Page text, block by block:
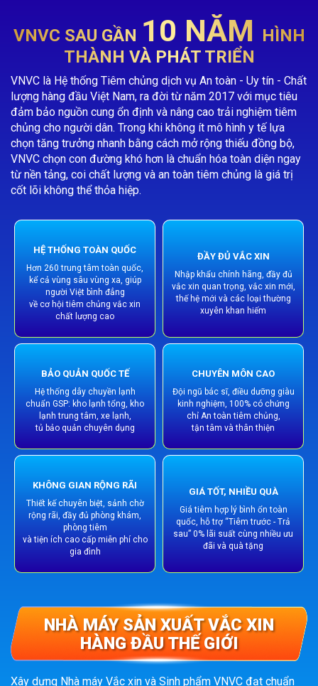
VNVC SAU GẦN 10 NĂM HÌNH
THÀNH VÀ PHÁT TRIỂN
VNVC là Hệ thống Tiêm chủng dịch vụ An toàn - Uy tín - Chất
lượng hàng đầu Việt Nam, ra đời từ năm 2017 với mục tiêu
đảm bảo nguồn cung ổn định và nâng cao trải nghiệm tiêm
chủng cho người dân. Trong khi không ít mô hình y tế lựa
chọn tăng trưởng nhanh bằng cách mở rộng thiếu đồng bộ,
VNVC chọn con đường khó hơn là chuẩn hóa toàn diện ngay
từ nền tảng, coi chất lượng và an toàn tiêm chủng là giá trị
cốt lõi không thể thỏa hiệp.
HỆ THỐNG TOÀN QUỐC
Hơn 260 trung tâm toàn quốc,
kể cả vùng sâu vùng xa, giúp
người Việt bình đẳng
về cơ hội tiêm chủng vắc xin
chất lượng cao
ĐẦY ĐỦ VẮC XIN
Nhập khẩu chính hãng, đầy đủ
vắc xin quan trọng, vắc xin mới,
thế hệ mới và các loại thường
xuyên khan hiếm
BẢO QUẢN QUỐC TẾ
Hệ thống dây chuyền lạnh
chuẩn GSP: kho lạnh tổng, kho
lạnh trung tâm, xe lạnh,
tủ bảo quản chuyên dụng
CHUYÊN MÔN CAO
Đội ngũ bác sĩ, điều dưỡng giàu
kinh nghiệm, 100% có chứng
chỉ An toàn tiêm chủng,
tận tâm và thân thiện
KHÔNG GIAN RỘNG RÃI
Thiết kế chuyên biệt, sảnh chờ
rộng rãi, đầy đủ phòng khám,
phòng tiêm
và tiện ích cao cấp miễn phí cho
gia đình
GIÁ TỐT, NHIỀU QUÀ
Giá tiêm hợp lý bình ổn toàn
quốc, hỗ trợ “Tiêm trước - Trả
sau” 0% lãi suất cùng nhiều ưu
đãi và quà tặng
NHÀ MÁY SẢN XUẤT VẮC XIN
HÀNG ĐẦU THẾ GIỚI
Xây dựng Nhà máy Vắc xin và Sinh phẩm VNVC đạt chuẩn